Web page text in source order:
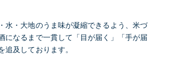
水・大地のうま味が凝縮できるよう、米づ
になるまで一貫して「目が届く」「手が届
追及しております。